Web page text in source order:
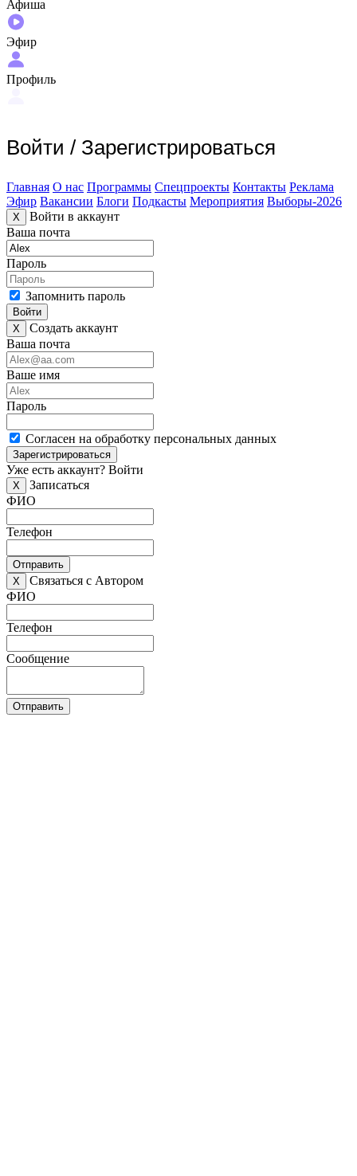
Афиша
Эфир
Профиль
Войти / Зарегистрироваться
Главная О нас Программы Спецпроекты Контакты Реклама
Эфир Вакансии Блоги Подкасты Мероприятия Выборы-2026
X
Войти в аккаунт
Ваша почта
Пароль
Запомнить пароль
Войти
X
Создать аккаунт
Ваша почта
Ваше имя
Пароль
Согласен на обработку персональных данных
Зарегистрироваться
Уже есть аккаунт? Войти
X
Записаться
ФИО
Телефон
Отправить
X
Связаться с Автором
ФИО
Телефон
Сообщение
Отправить